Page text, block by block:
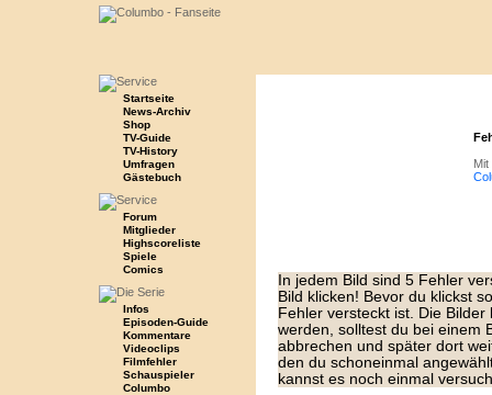
Startseite
News-Archiv
Shop
TV-Guide
TV-History
Umfragen
Gästebuch
Forum
Mitglieder
Highscoreliste
Spiele
Comics
Infos
Episoden-Guide
Kommentare
Videoclips
Filmfehler
Schauspieler
Columbo
In jedem Bild sind 5 Fehler
Bild klicken! Bevor du klickst
Fehler versteckt ist. Die
werden, solltest du bei einem
abbrechen und später dort
den du schoneinmal
kannst es noch einmal